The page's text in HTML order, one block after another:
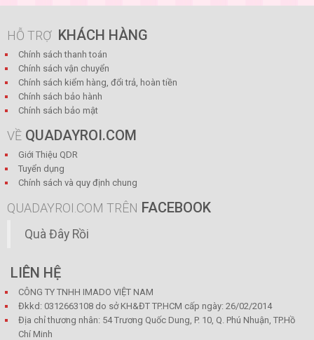
HỖ TRỢ KHÁCH HÀNG
Chính sách thanh toán
Chính sách vận chuyển
Chính sách kiểm hàng, đổi trả, hoàn tiền
Chính sách bảo hành
Chính sách bảo mật
VỀ QUADAYROI.COM
Giới Thiệu QDR
Tuyển dụng
Chính sách và quy định chung
QUADAYROI.COM TRÊN FACEBOOK
Quà Đây Rồi
LIÊN HỆ
CÔNG TY TNHH IMADO VIỆT NAM
Đkkd: 0312663108 do sở KH&ĐT TP.HCM cấp ngày: 26/02/2014
Địa chỉ thương nhân: 54 Trương Quốc Dung, P. 10, Q. Phú Nhuận, TP.Hồ
Chí Minh